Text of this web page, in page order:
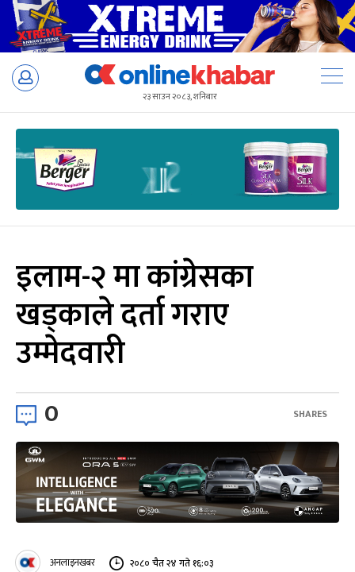
Skip
२३ साउन २०८३, शनिबार
इलाम-२ मा कांग्रेसका
खड्काले दर्ता गराए
उम्मेदवारी
0 SHARES
अनलाइनखबर २०८० चैत २४ गते १६:०३